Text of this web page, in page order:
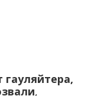
гауляйтера,
,